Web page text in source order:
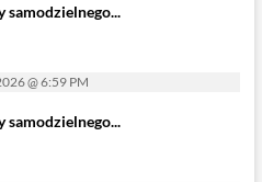
samodzielnego...
@ 6:59 PM
samodzielnego...